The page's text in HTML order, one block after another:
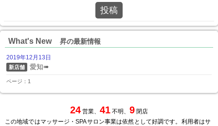
投稿
What's New 昇の最新情報
2019年12月13日
新店舗 愛知➠
ページ：1
24 営業、 41 不明、 9 閉店
この地域ではマッサージ・SPAサロン事業は依然として好調です。利用者はサ